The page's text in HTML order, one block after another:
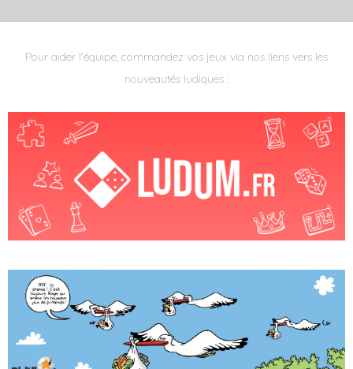
Pour aider l'équipe, commandez vos jeux via nos liens vers les
nouveautés ludiques :